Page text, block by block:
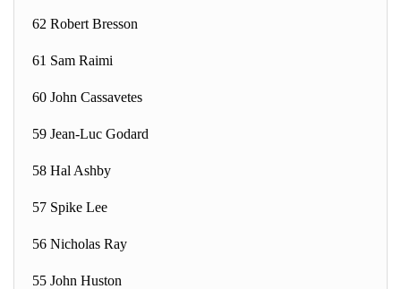
62 Robert Bresson
61 Sam Raimi
60 John Cassavetes
59 Jean-Luc Godard
58 Hal Ashby
57 Spike Lee
56 Nicholas Ray
55 John Huston